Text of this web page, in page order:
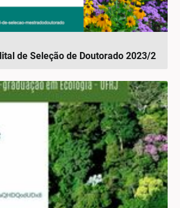
de Seleção de Doutorado 2023/2